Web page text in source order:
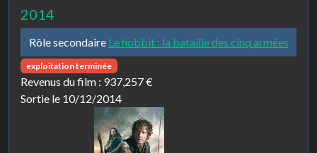
2014
Rôle secondaire Le hobbit : la bataille des cinq armées
exploitation terminée
Revenus du film : 937,257 €
Sortie le 10/12/2014